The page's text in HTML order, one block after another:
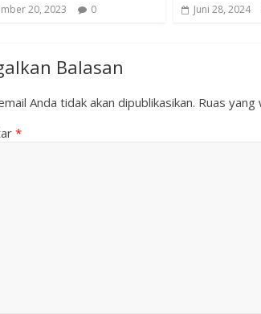
20, 2023 0 Juni 28, 2024
Balasan
Anda tidak akan dipublikasikan. Ruas yang
*